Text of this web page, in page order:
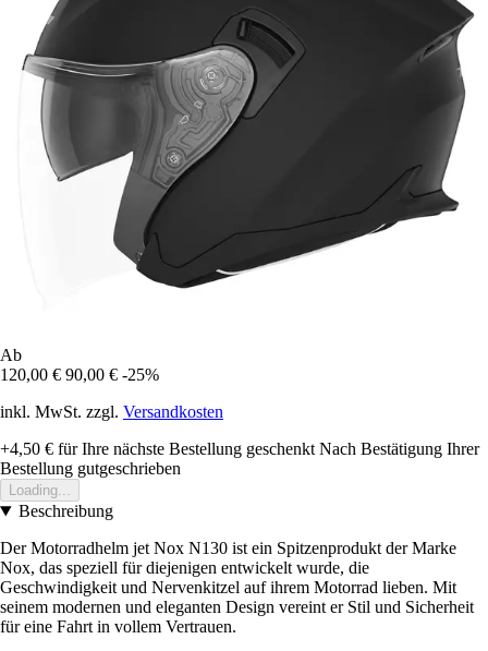
Ab
120,00 € 90,00 € -25%
inkl. MwSt. zzgl. Versandkosten
+4,50 € für Ihre nächste Bestellung geschenkt Nach Bestätigung Ihrer
Bestellung gutgeschrieben
Loading...
Beschreibung
Der Motorradhelm jet Nox N130 ist ein Spitzenprodukt der Marke
Nox, das speziell für diejenigen entwickelt wurde, die
Geschwindigkeit und Nervenkitzel auf ihrem Motorrad lieben. Mit
seinem modernen und eleganten Design vereint er Stil und Sicherheit
für eine Fahrt in vollem Vertrauen.